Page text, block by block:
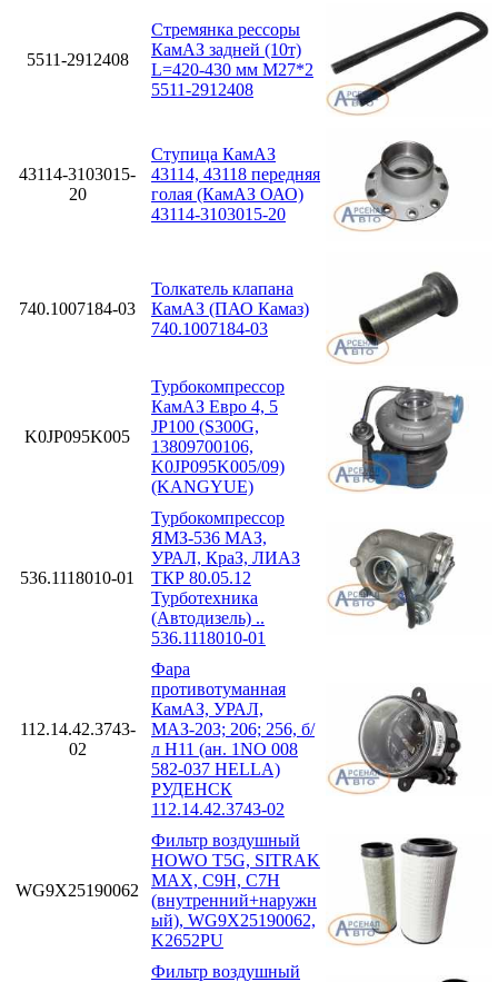
5511-2912408
Стремянка рессоры
КамАЗ задней (10т)
L=420-430 мм М27*2
5511-2912408
43114-3103015-
20
Ступица КамАЗ
43114, 43118 передняя
голая (КамАЗ ОАО)
43114-3103015-20
740.1007184-03
Толкатель клапана
КамАЗ (ПАО Камаз)
740.1007184-03
K0JP095K005
Турбокомпрессор
КамАЗ Евро 4, 5
JP100 (S300G,
13809700106,
K0JP095K005/09)
(KANGYUE)
536.1118010-01
Турбокомпрессор
ЯМЗ-536 МАЗ,
УРАЛ, КраЗ, ЛИАЗ
ТКР 80.05.12
Турботехника
(Автодизель) ..
536.1118010-01
112.14.42.3743-
02
Фара
противотуманная
КамАЗ, УРАЛ,
МАЗ-203; 206; 256, б/
л H11 (ан. 1NO 008
582-037 HELLA)
РУДЕНСК
112.14.42.3743-02
WG9X25190062
Фильтр воздушный
HOWO T5G, SITRAK
MAX, C9H, C7H
(внутренний+наружн
ый), WG9X25190062,
K2652PU
Фильтр воздушный